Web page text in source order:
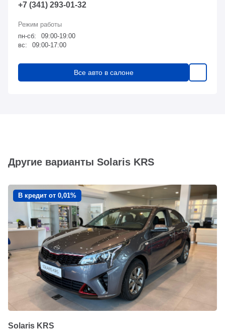
+7 (341) 293-01-32
пн-сб:
09:00-19:00
вс:
09:00-17:00
Все авто в салоне
Другие варианты Solaris KRS
В кредит от 0,01%
Solaris KRS